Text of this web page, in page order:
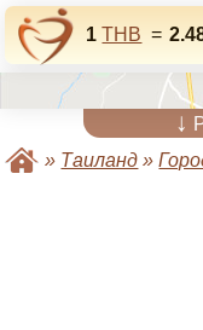
1 THB =
↓
» Таиланд »